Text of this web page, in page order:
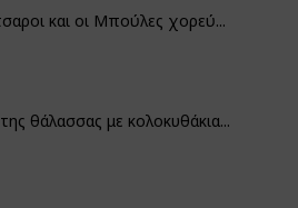
και οι Μπούλες χορεύ...
θάλασσας με κολοκυθάκια...